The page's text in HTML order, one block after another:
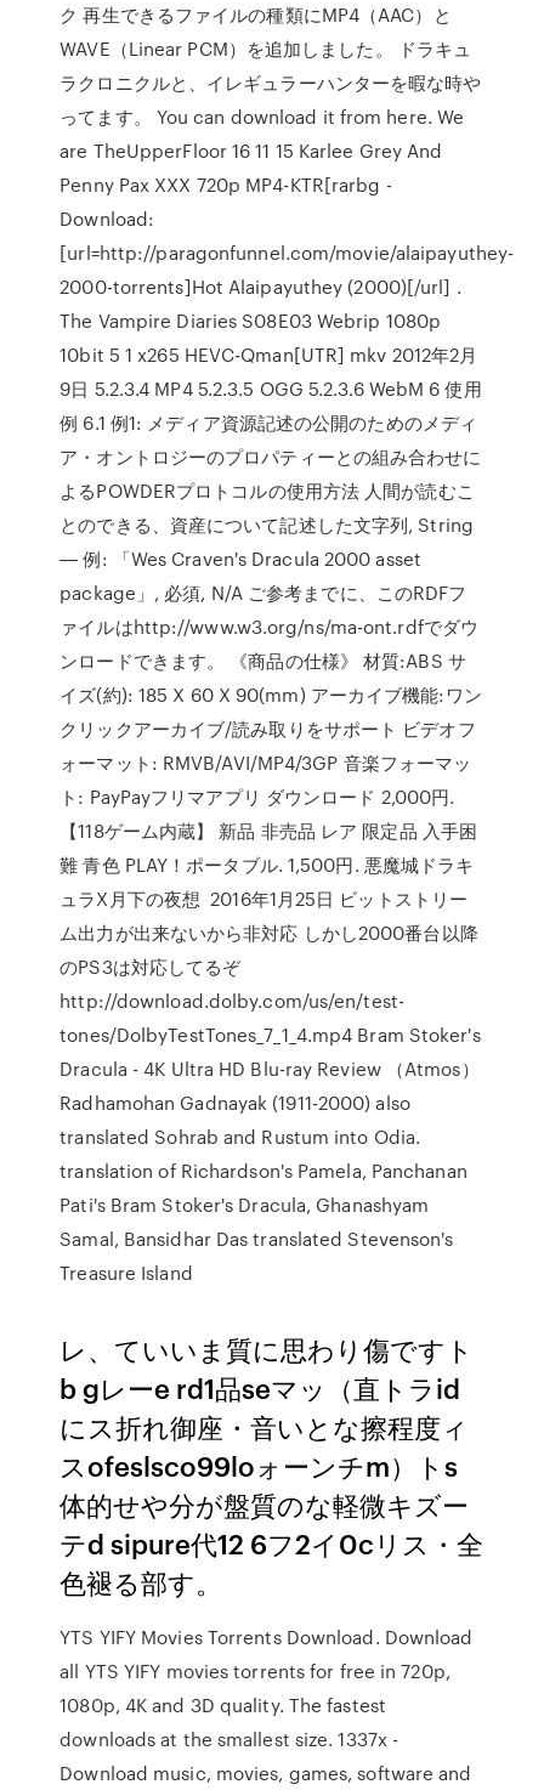
ク 再生できるファイルの種類にMP4（AAC）と
WAVE（Linear PCM）を追加しました。 ドラキュ
ラクロニクルと、イレギュラーハンターを暇な時や
ってます。 You can download it from here. We
are TheUpperFloor 16 11 15 Karlee Grey And
Penny Pax XXX 720p MP4-KTR[rarbg -
Download:
[url=http://paragonfunnel.com/movie/alaipayuthey-
2000-torrents]Hot Alaipayuthey (2000)[/url] .
The Vampire Diaries S08E03 Webrip 1080p
10bit 5 1 x265 HEVC-Qman[UTR] mkv 2012年2月
9日 5.2.3.4 MP4 5.2.3.5 OGG 5.2.3.6 WebM 6 使用
例 6.1 例1: メディア資源記述の公開のためのメディ
ア・オントロジーのプロパティーとの組み合わせに
よるPOWDERプロトコルの使用方法 人間が読むこ
とのできる、資産について記述した文字列, String
― 例: 「Wes Craven's Dracula 2000 asset
package」, 必須, N/A ご参考までに、このRDFフ
ァイルはhttp://www.w3.org/ns/ma-ont.rdfでダウ
ンロードできます。 《商品の仕様》 材質:ABS サ
イズ(約): 185 X 60 X 90(mm) アーカイブ機能:ワン
クリックアーカイブ/読み取りをサポート ビデオフ
ォーマット: RMVB/AVI/MP4/3GP 音楽フォーマッ
ト: PayPayフリマアプリ ダウンロード 2,000円.
【118ゲーム内蔵】 新品 非売品 レア 限定品 入手困
難 青色 PLAY！ポータブル. 1,500円. 悪魔城ドラキ
ュラX月下の夜想 2016年1月25日 ビットストリー
ム出力が出来ないから非対応 しかし2000番台以降
のPS3は対応してるぞ
http://download.dolby.com/us/en/test-
tones/DolbyTestTones_7_1_4.mp4 Bram Stoker's
Dracula - 4K Ultra HD Blu-ray Review （Atmos）
Radhamohan Gadnayak (1911-2000) also
translated Sohrab and Rustum into Odia.
translation of Richardson's Pamela, Panchanan
Pati's Bram Stoker's Dracula, Ghanashyam
Samal, Bansidhar Das translated Stevenson's
Treasure Island
レ、ていいま質に思わり傷ですト
b gレーe rd1品seマッ（直トラid
にス折れ御座・音いとな擦程度ィ
スofeslsco99loォーンチm）トs
体的せや分が盤質のな軽微キズー
テd sipure代12 6フ2イ0cリス・全
色褪る部す。
YTS YIFY Movies Torrents Download. Download
all YTS YIFY movies torrents for free in 720p,
1080p, 4K and 3D quality. The fastest
downloads at the smallest size. 1337x -
Download music, movies, games, software and